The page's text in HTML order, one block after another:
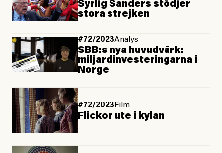
Syrlig Sanders stödjer
stora strejken
#72/2023Analys
SBB:s nya huvudvärk:
miljardinvesteringarna i
Norge
#72/2023 Film
Flickor ute i kylan